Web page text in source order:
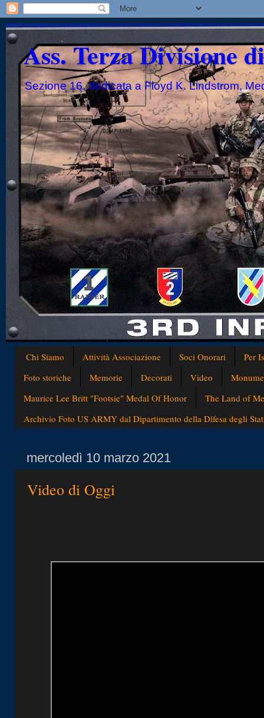
Ass. Terza Divisione
Sezione 16, dedicata a Floyd K. Lindstrom,
Chi Siamo Attività Associazione Soci Onorari
Per
Foto storiche
Memorie Decorati Video
Maurice Lee Britt "Footsie" Medal Of Honor
The Land of
Archivio Foto US ARMY dal Dipartimento della Difesa degli
mercoledì 10 marzo 2021
Video di Oggi